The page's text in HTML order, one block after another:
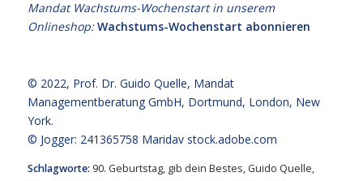
Mandat Wachstums-Wochenstart in unserem
Onlineshop:Wachstums-Wochenstart abonnieren
© 2022, Prof. Dr. Guido Quelle, Mandat
Managementberatung GmbH, Dortmund, London, New
York.
© Jogger: 241365758 Maridav stock.adobe.com
Schlagworte: 90. Geburtstag, gib dein Bestes, Guido Quelle,